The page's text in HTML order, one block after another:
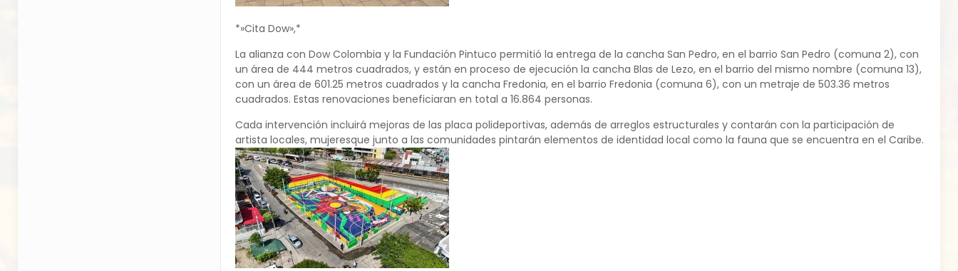
*»Cita Dow»,*
La alianza con Dow Colombia y la Fundación Pintuco permitió la entrega de la cancha San Pedro, en el barrio San Pedro (comuna 2), con
un área de 444 metros cuadrados, y están en proceso de ejecución la cancha Blas de Lezo, en el barrio del mismo nombre (comuna 13),
con un área de 601.25 metros cuadrados y la cancha Fredonia, en el barrio Fredonia (comuna 6), con un metraje de 503.36 metros
cuadrados. Estas renovaciones beneficiaran en total a 16.864 personas.
Cada intervención incluirá mejoras de las placa polideportivas, además de arreglos estructurales y contarán con la participación de
artista locales, mujeresque junto a las comunidades pintarán elementos de identidad local como la fauna que se encuentra en el Caribe.